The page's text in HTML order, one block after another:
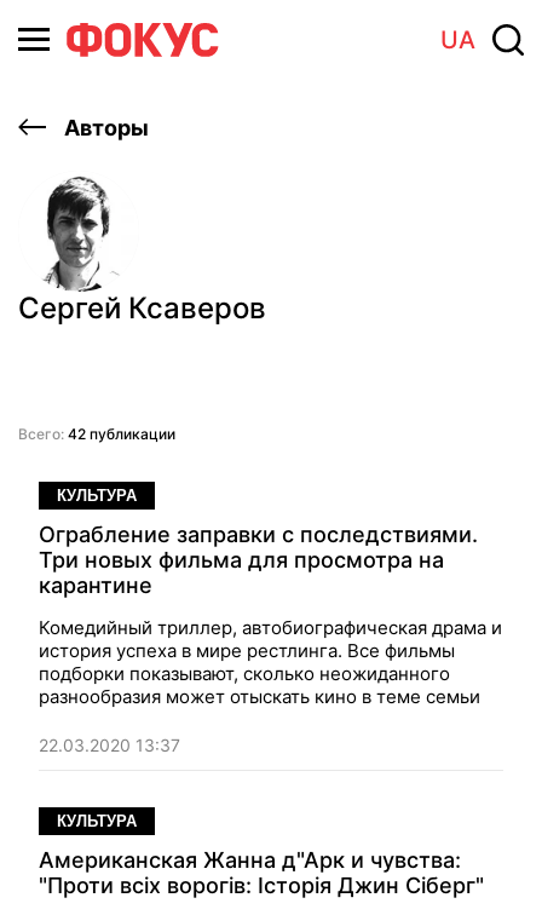
UA
Авторы
Сергей Ксаверов
Всего: 42 публикации
КУЛЬТУРА
Ограбление заправки с последствиями.
Три новых фильма для просмотра на
карантине
Комедийный триллер, автобиографическая драма и
история успеха в мире рестлинга. Все фильмы
подборки показывают, сколько неожиданного
разнообразия может отыскать кино в теме семьи
22.03.2020 13:37
КУЛЬТУРА
Американская Жанна д"Арк и чувства:
"Проти всіх ворогів: Історія Джин Сіберг"